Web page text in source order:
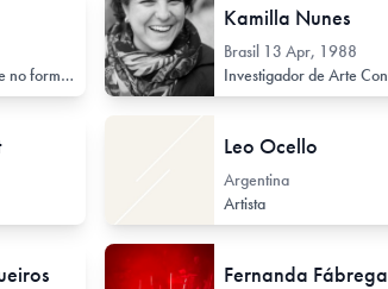
Profesor / Docente no formal
Kamilla Nunes
Brasil 13 Apr, 1988
Leo Ocello
Argentina
Artista
Fernanda Fábrega